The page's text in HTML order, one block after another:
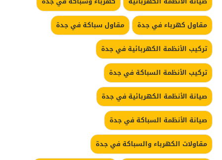
مقاول كهرباء في جدة
مقاول سباكة في جدة
تركيب الأنظمة الكهربائية في جدة
تركيب الأنظمة السباكة في جدة
صيانة الأنظمة الكهربائية في جدة
صيانة الأنظمة السباكة في جدة
مقاولات الكهرباء والسباكة في جدة